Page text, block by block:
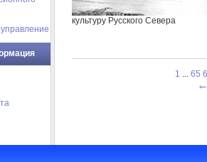
культуру Русского Севера
1 ... 65